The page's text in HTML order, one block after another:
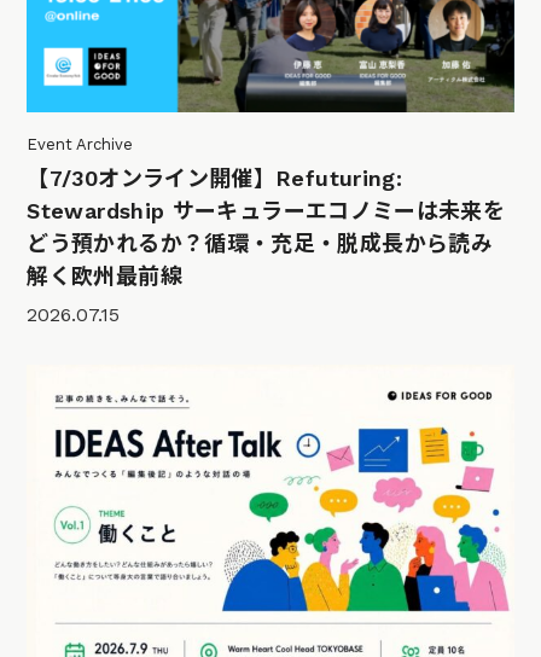
Event Archive
【7/30オンライン開催】Refuturing:
Stewardship サーキュラーエコノミーは未来を
どう預かれるか？循環・充足・脱成長から読み
解く欧州最前線
2026.07.15